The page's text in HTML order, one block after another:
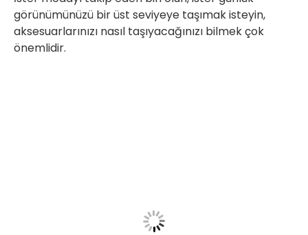
görünümünüzü bir üst seviyeye taşımak isteyin,
aksesuarlarınızı nasıl taşıyacağınızı bilmek çok
önemlidir.